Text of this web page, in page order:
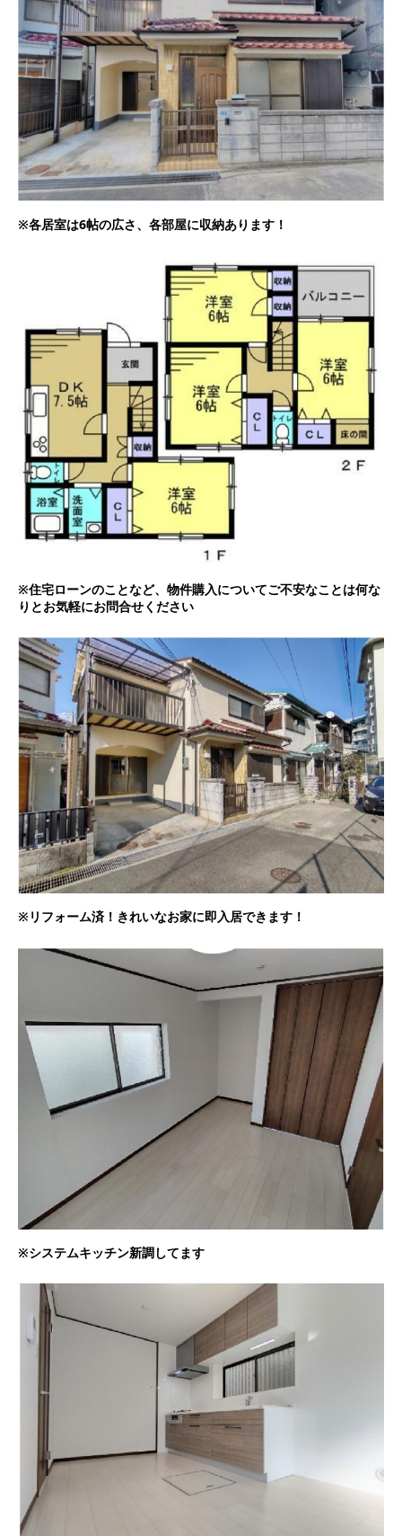
※各居室は6帖の広さ、各部屋に収納あります！
※住宅ローンのことなど、物件購入についてご不安なことは何な
りとお気軽にお問合せください
※リフォーム済！きれいなお家に即入居できます！
※システムキッチン新調してます